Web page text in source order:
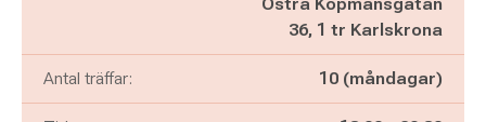
36, 1 tr Karlskrona
Antal träffar: 10 (måndagar)